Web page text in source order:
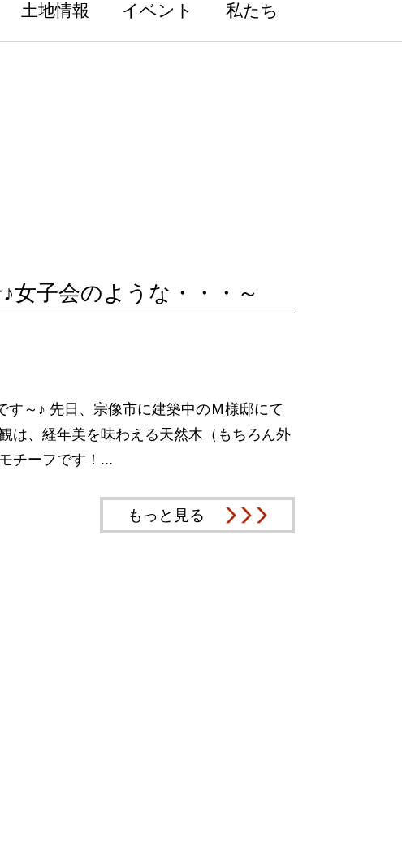
土地情報 イベント 私たち
子会のような・・・～
～♪ 先日、宗像市に建築中のＭ様邸にて
は、経年美を味わえる天然木（もちろん外
チーフです！...
もっと見る